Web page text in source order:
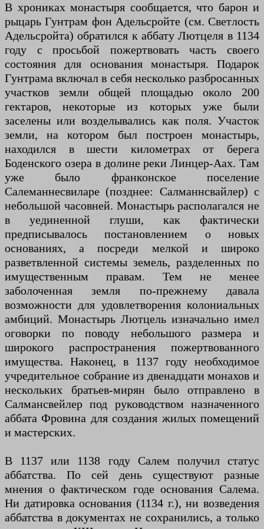
В хрониках монастыря сообщается, что барон и
рыцарь Гунтрам фон Адельсройте (см. Светлость
Адельсройта) обратился к аббату Лютцеля в 1134
году с просьбой пожертвовать часть своего
состояния для основания монастыря. Подарок
Гунтрама включал в себя несколько разбросанных
участков земли общей площадью около 200
гектаров, некоторые из которых уже были
заселены или возделывались как поля. Участок
земли, на котором был построен монастырь,
находился в шести километрах от берега
Боденского озера в долине реки Линцер-Аах. Там
уже было франконское поселение
Салеманнесвиларе (позднее: Салманнсвайлер) с
небольшой часовней. Монастырь располагался не
в уединенной глуши, как фактически
предписывалось постановлением о новых
основаниях, а посреди мелкой и широко
разветвленной системы земель, разделенных по
имущественным правам. Тем не менее
заболоченная земля по-прежнему давала
возможности для удовлетворения колониальных
амбиций. Монастырь Лютцель изначально имел
оговорки по поводу небольшого размера и
широкого распространения пожертвованного
имущества. Наконец, в 1137 году необходимое
учредительное собрание из двенадцати монахов и
нескольких братьев-мирян было отправлено в
Салмансвейлер под руководством назначенного
аббата Фровина для создания жилых помещений
и мастерских.
В 1137 или 1138 году Салем получил статус
аббатства. По сей день существуют разные
мнения о фактическом годе основания Салема.
Ни датировка основания (1134 г.), ни возведения
аббатства в документах не сохранились, а только